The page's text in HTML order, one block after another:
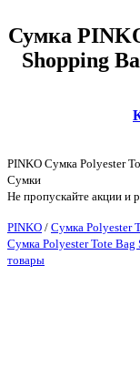
Сумка
Shopping
PINKO Сумка Polyester
Сумки
Не пропускайте акции и
PINKO / Сумка Polyester
Сумка Polyester Tote
товары